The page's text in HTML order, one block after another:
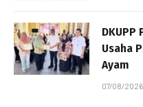
Usaha
Ayam
07/08/2026